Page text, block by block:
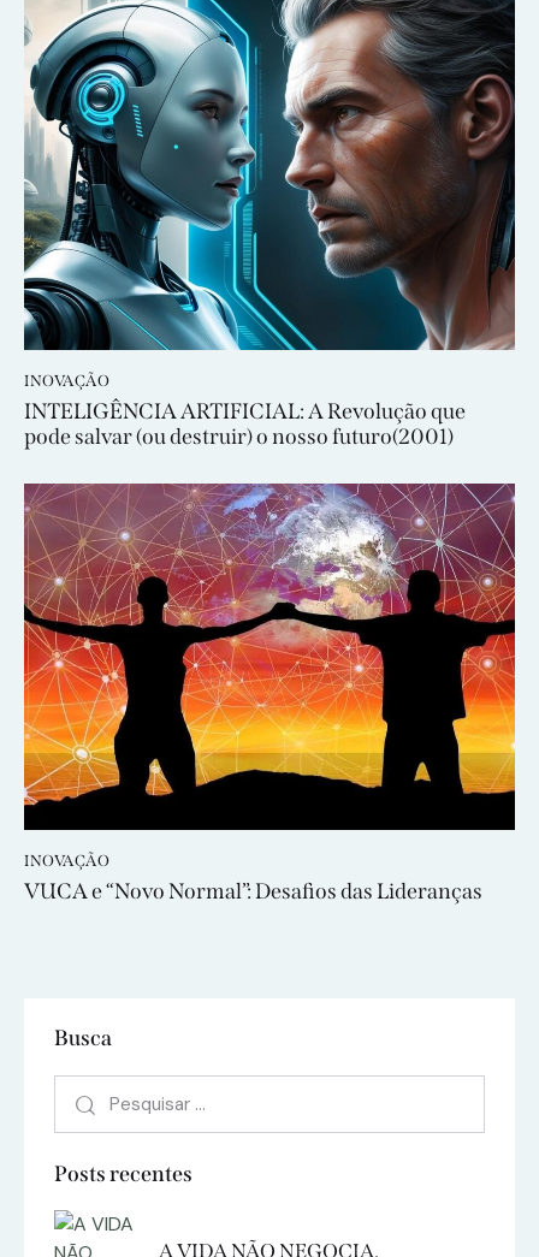
INOVAÇÃO
INTELIGÊNCIA ARTIFICIAL: A Revolução que
pode salvar (ou destruir) o nosso futuro(2001)
INOVAÇÃO
VUCA e “Novo Normal”: Desafios das Lideranças
Busca
Posts recentes
A VIDA NÃO NEGOCIA.